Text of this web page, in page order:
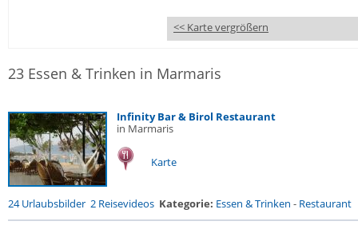
<< Karte vergrößern
23 Essen & Trinken in Marmaris
Infinity Bar & Birol Restaurant
in Marmaris
Karte
24 Urlaubsbilder 2 Reisevideos Kategorie: Essen & Trinken - Restaurant